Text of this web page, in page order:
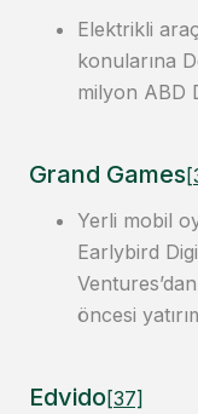
Elektrikli
konularına
milyon ABD
Grand Games
Yerli mobil
Earlybird
öncesi
Edvido[37]